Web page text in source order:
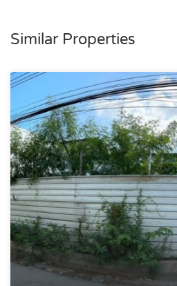
Similar Properties